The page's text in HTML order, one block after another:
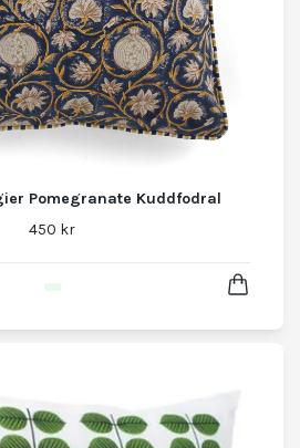
Pomegranate Kuddfodral
450 kr